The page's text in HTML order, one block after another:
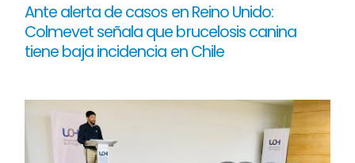
Ante alerta de casos en Reino Unido:
Colmevet señala que brucelosis canina
tiene baja incidencia en Chile